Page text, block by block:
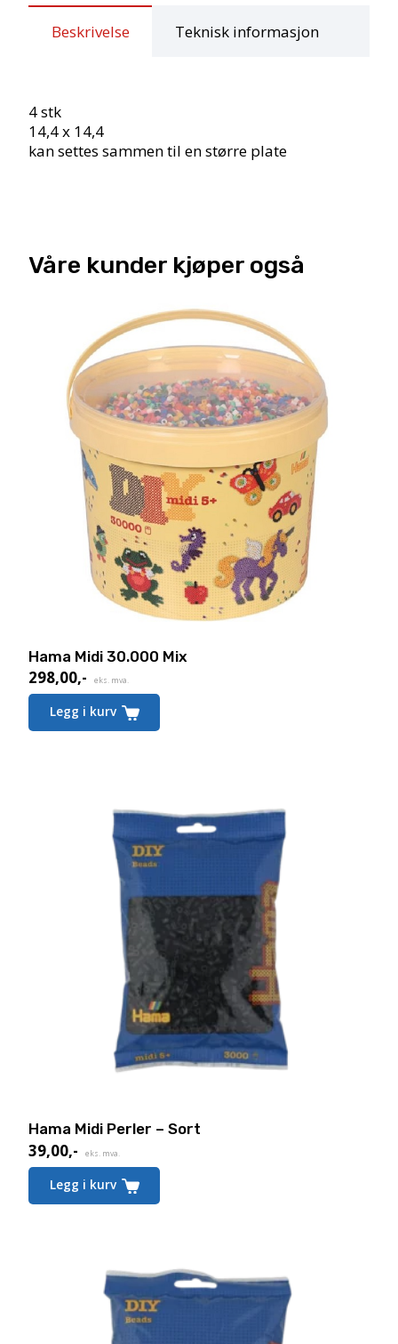
Beskrivelse Teknisk informasjon
4 stk
14,4 x 14,4
kan settes sammen til en større plate
Våre kunder kjøper også
Hama Midi 30.000 Mix
298,00,- eks. mva.
Legg i kurv
Hama Midi Perler – Sort
39,00,- eks. mva.
Legg i kurv